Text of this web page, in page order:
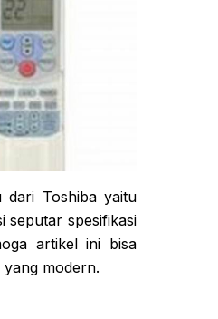
dari Toshiba yaitu
seputar spesifikasi
artikel ini bisa
modern.